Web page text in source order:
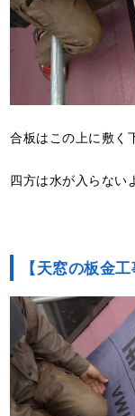
合板はこの上に敷く
四方は水が入らない
【天窓の板金